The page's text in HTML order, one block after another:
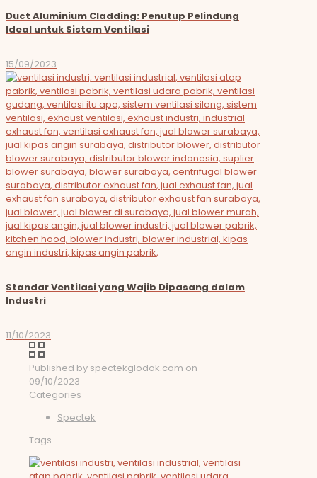
Duct Aluminium Cladding: Penutup Pelindung
Ideal untuk Sistem Ventilasi
15/09/2023
Standar Ventilasi yang Wajib Dipasang dalam
Industri
11/10/2023
Published by spectekglodok.com on
09/10/2023
Categories
Spectek
Tags